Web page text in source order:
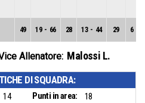
49 19 - 66 28 13 - 44 29 6
Allenatore: Malossi L.
DI SQUADRA:
14 Punti in area:
18